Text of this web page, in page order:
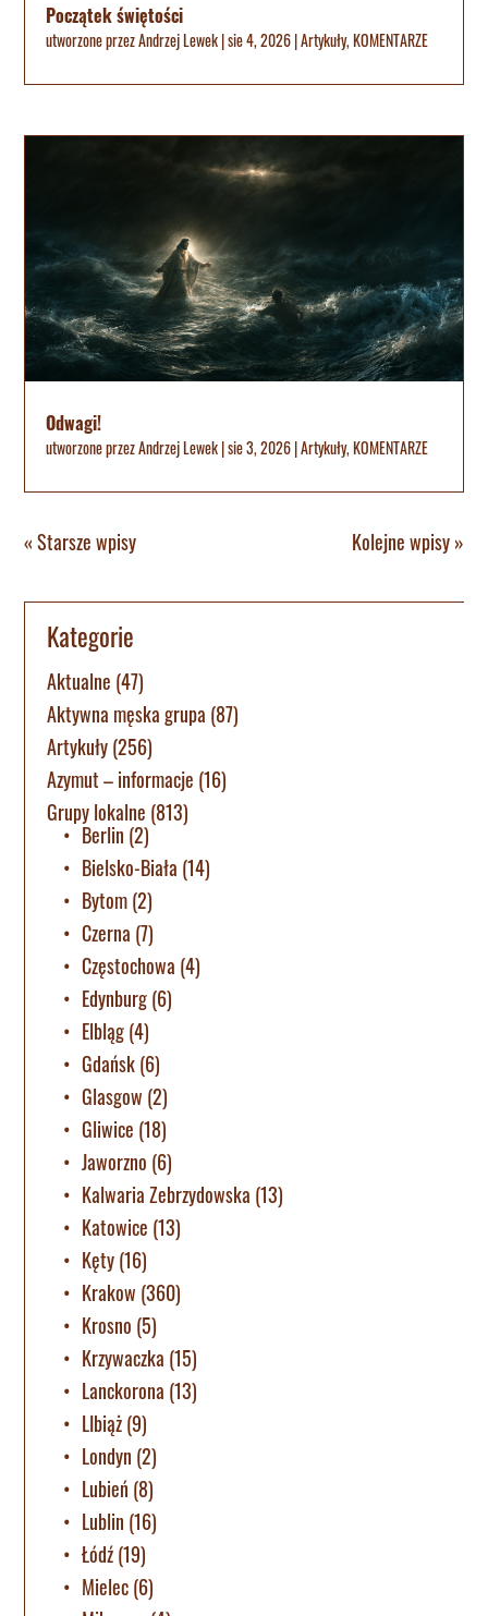
Początek świętości
utworzone przezAndrzej Lewek|sie 4, 2026|Artykuły,KOMENTARZE
Odwagi!
utworzone przezAndrzej Lewek|sie 3, 2026|Artykuły,KOMENTARZE
« Starsze wpisy Kolejne wpisy »
Kategorie
Aktualne (47)
Aktywna męska grupa (87)
Artykuły(256)
Azymut – informacje (16)
Grupy lokalne (813)
Berlin (2)
Bielsko-Biała (14)
Bytom(2)
Czerna (7)
Częstochowa (4)
Edynburg(6)
Elbląg(4)
Gdańsk(6)
Glasgow (2)
Gliwice (18)
Jaworzno (6)
Kalwaria Zebrzydowska (13)
Katowice (13)
Kęty(16)
Krakow (360)
Krosno (5)
Krzywaczka (15)
Lanckorona (13)
LIbiąż(9)
Londyn (2)
Lubień (8)
Lublin (16)
Łódź(19)
Mielec(6)